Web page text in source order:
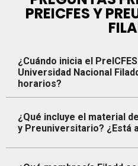
PREICFES Y
¿Cuándo inicia el
Universidad Nacional
horarios?
Puedes iniciar el PreICFES o
tu acceso se activa una vez
¿Qué incluye el material
y Preuniversitario? ¿Está